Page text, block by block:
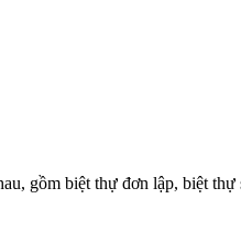
gồm biệt thự đơn lập, biệt